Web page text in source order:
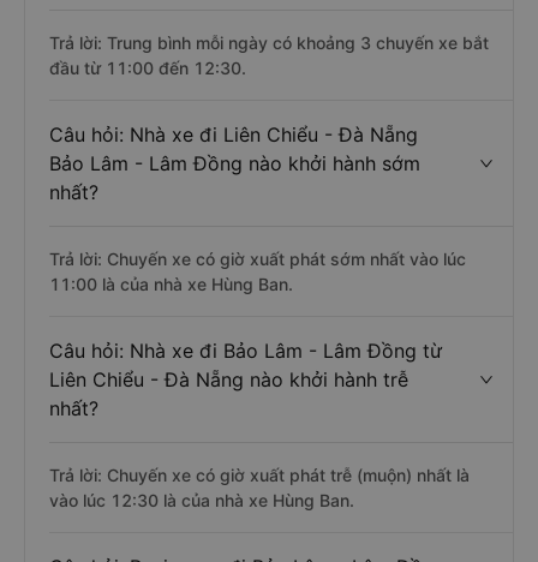
Trả lời: Trung bình mỗi ngày có khoảng 3 chuyến xe bắt
đầu từ 11:00 đến 12:30.
Câu hỏi: Nhà xe đi Liên Chiểu - Đà Nẵng
Bảo Lâm - Lâm Đồng nào khởi hành sớm
nhất?
Trả lời: Chuyến xe có giờ xuất phát sớm nhất vào lúc
11:00 là của nhà xe Hùng Ban.
Câu hỏi: Nhà xe đi Bảo Lâm - Lâm Đồng từ
Liên Chiểu - Đà Nẵng nào khởi hành trễ
nhất?
Trả lời: Chuyến xe có giờ xuất phát trễ (muộn) nhất là
vào lúc 12:30 là của nhà xe Hùng Ban.